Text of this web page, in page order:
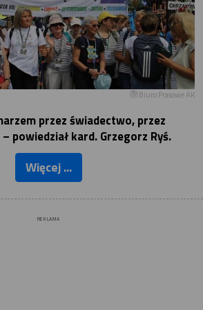
Biuro Prasowe AK
przez świadectwo, przez
powiedział kard. Grzegorz Ryś.
Więcej ...
REKLAMA